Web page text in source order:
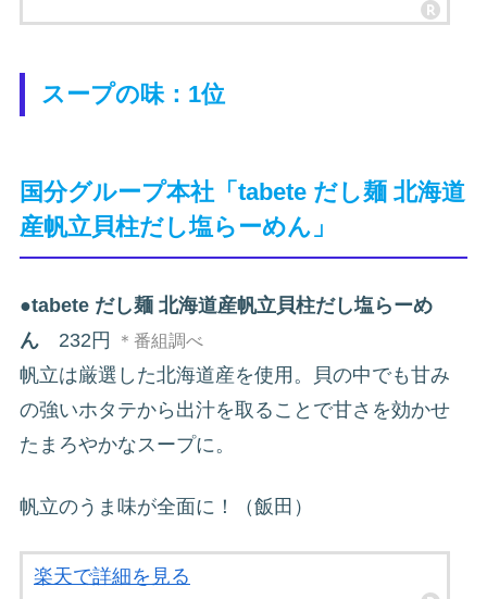
スープの味：1位
国分グループ本社「tabete だし麺 北海道
産帆立貝柱だし塩らーめん」
●tabete だし麺 北海道産帆立貝柱だし塩らーめ
ん 232円 ＊番組調べ
帆立は厳選した北海道産を使用。貝の中でも甘み
の強いホタテから出汁を取ることで甘さを効かせ
たまろやかなスープに。
帆立のうま味が全面に！（飯田）
楽天で詳細を見る